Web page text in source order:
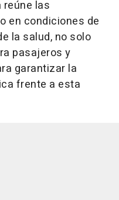
reúne las
en condiciones de
la salud, no solo
pasajeros y
garantizar la
frente a esta